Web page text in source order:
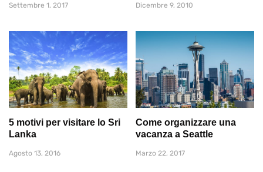
Settembre 1, 2017 Dicembre 9, 2010
5 motivi per visitare lo Sri
Lanka
Agosto 13, 2016
Come organizzare una
vacanza a Seattle
Marzo 22, 2017